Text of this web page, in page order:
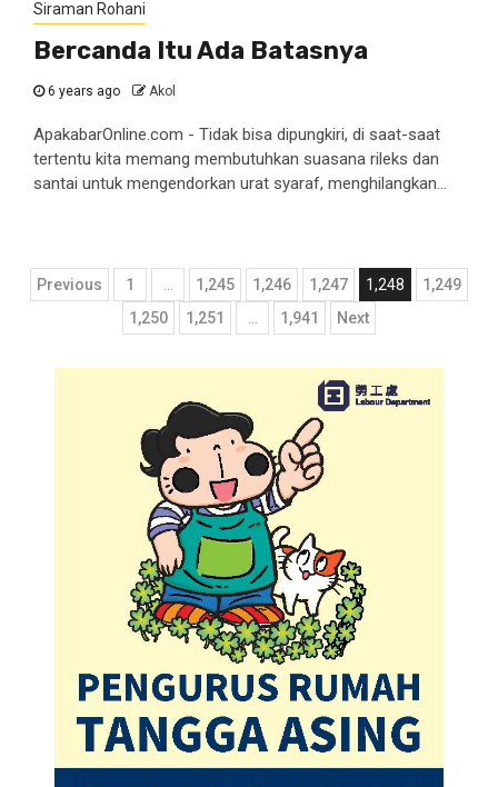
Siraman Rohani
Bercanda Itu Ada Batasnya
6 years ago Akol
ApakabarOnline.com - Tidak bisa dipungkiri, di saat-saat
tertentu kita memang membutuhkan suasana rileks dan
santai untuk mengendorkan urat syaraf, menghilangkan...
Posts
pagination
Previous 1 1,245 1,246 1,247 1,248
1,249
1,250
1,251 1,941 Next